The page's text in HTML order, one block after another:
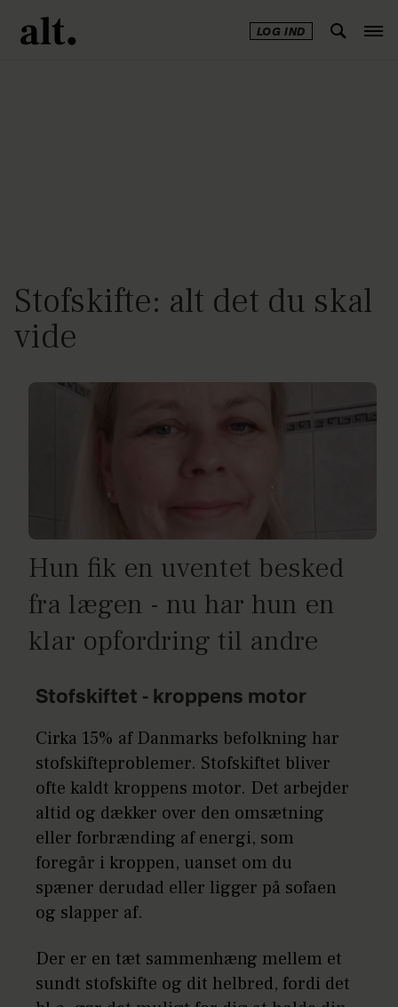
LOG IND
Stofskifte: alt det du skal
vide
Hun fik en uventet besked
fra lægen - nu har hun en
klar opfordring til andre
Stofskiftet - kroppens motor
Cirka 15% af Danmarks befolkning har
stofskifteproblemer. Stofskiftet bliver
ofte kaldt kroppens motor. Det arbejder
altid og dækker over den omsætning
eller forbrænding af energi, som
foregår i kroppen, uanset om du
spæner derudad eller ligger på sofaen
og slapper af.
Der er en tæt sammenhæng mellem et
sundt stofskifte og dit helbred, fordi det